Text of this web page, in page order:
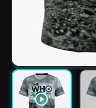
play_circle